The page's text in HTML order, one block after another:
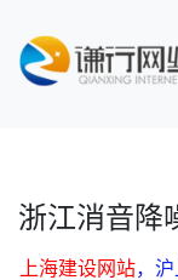
浙江消音降
上海建设网站，